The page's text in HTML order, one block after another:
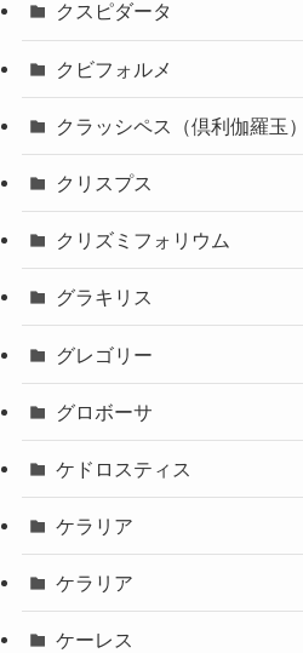
クスピダータ
クビフォルメ
クラッシペス（倶利伽羅玉）
クリスプス
クリズミフォリウム
グラキリス
グレゴリー
グロボーサ
ケドロスティス
ケラリア
ケラリア
ケーレス